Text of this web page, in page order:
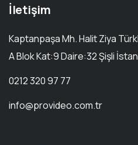
İletişim
Kaptanpaşa Mh. Halit Ziya
A Blok Kat:9 Daire:32 Şişli
0212 320 97 77
info@provideo.com.tr